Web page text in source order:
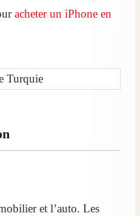
acheter un iPhone en
et l’auto. Les